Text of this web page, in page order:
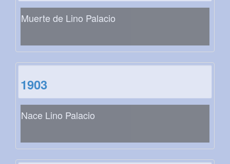
Muerte de Lino Palacio
1903
Nace Lino Palacio